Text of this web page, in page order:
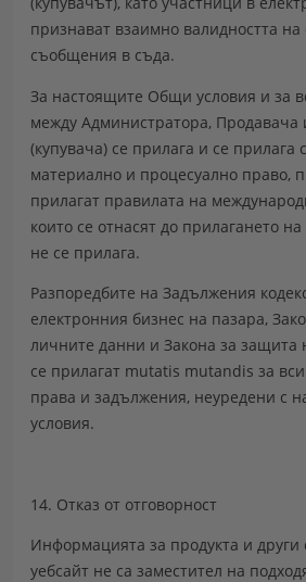
признават взаимно валидността на
съобщения в съда.
За настоящите Общи условия и за
между Администратора, Продавача
(купувача) се прилага и се прилага
материално и процесуално право,
прилагат правилата на
които се отнасят до прилагането
не се прилага.
Разпоредбите на Задължения
електронния бизнес на пазара,
личните данни и Закона за защита
се прилагат mutatis mutandis за
права и задължения, неуредени с
условия.
14. Отказ от отговорност
Информацията за продукта и други
уебсайт не са заместител на